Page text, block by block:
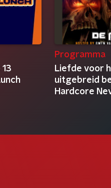
Programma
Liefde voor
uitgebreid
Hardcore